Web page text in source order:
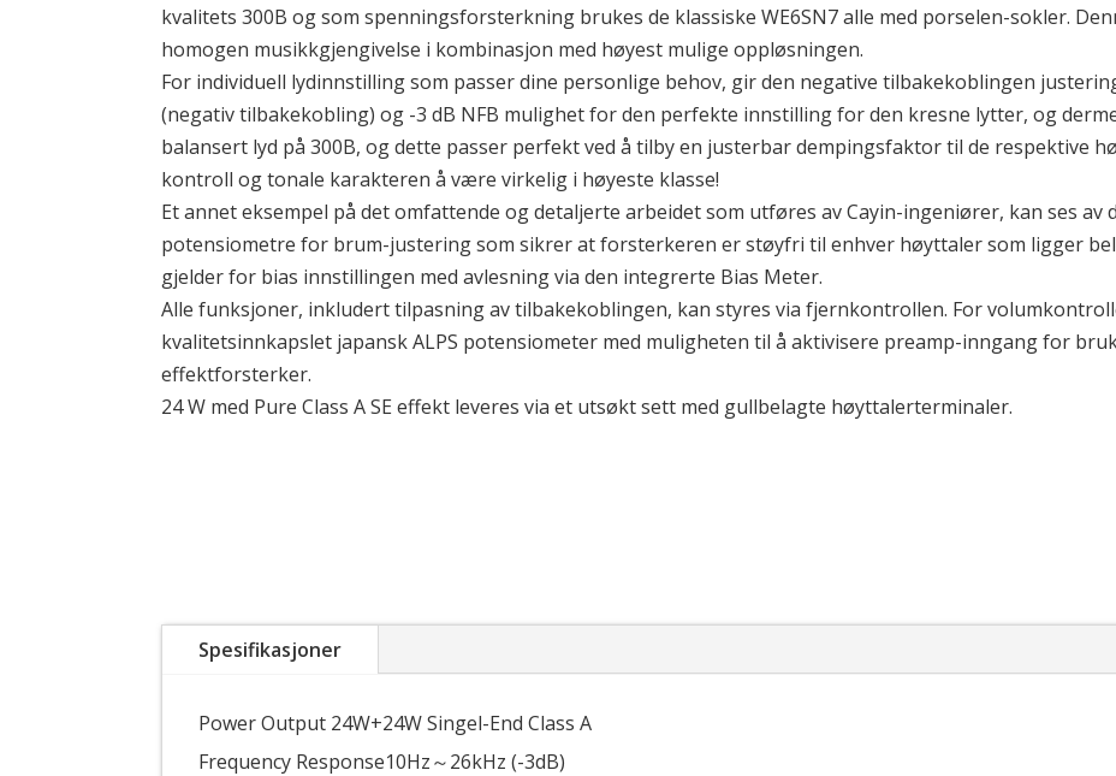
kvalitets 300B og som spenningsforsterkning brukes de klassiske WE6SN7 alle med porselen-sokler.
homogen musikkgjengivelse i kombinasjon med høyest mulige oppløsningen.
For individuell lydinnstilling som passer dine personlige behov, gir den negative tilbakekoblingen
(negativ tilbakekobling) og -3 dB NFB mulighet for den perfekte innstilling for den kresne lytter, og
balansert lyd på 300B, og dette passer perfekt ved å tilby en justerbar dempingsfaktor til de respektive
kontroll og tonale karakteren å være virkelig i høyeste klasse!
Et annet eksempel på det omfattende og detaljerte arbeidet som utføres av Cayin-ingeniører, kan ses
potensiometre for brum-justering som sikrer at forsterkeren er støyfri til enhver høyttaler som ligger
gjelder for bias innstillingen med avlesning via den integrerte Bias Meter.
Alle funksjoner, inkludert tilpasning av tilbakekoblingen, kan styres via fjernkontrollen. For
kvalitetsinnkapslet japansk ALPS potensiometer med muligheten til å aktivisere preamp-inngang for bruk
effektforsterker.
24 W med Pure Class A SE effekt leveres via et utsøkt sett med gullbelagte høyttalerterminaler.
Spesifikasjoner
Power Output 24W+24W Singel-End Class A
Frequency Response10Hz～26kHz (-3dB)